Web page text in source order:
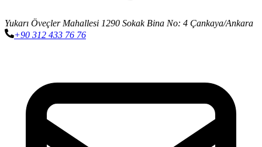
Yukarı Öveçler Mahallesi 1290 Sokak Bina No: 4 Çankaya/Ankara
+90 312 433 76 76